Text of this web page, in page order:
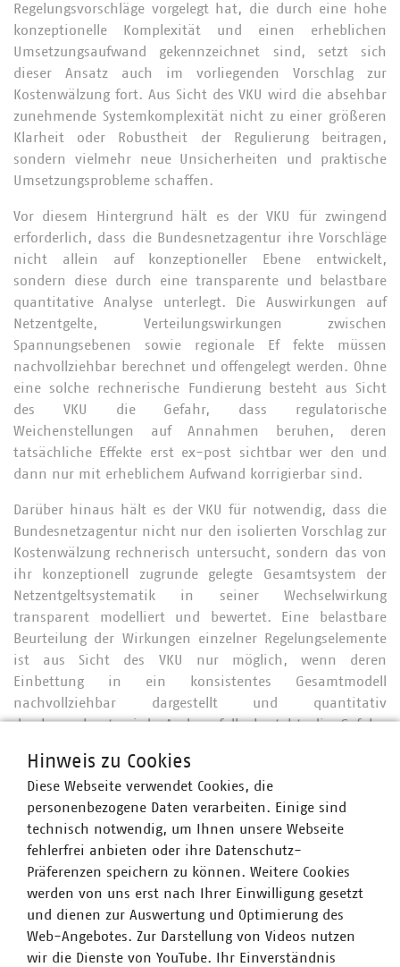
Regelungsvorschläge vorgelegt hat, die durch eine hohe
konzeptionelle Komplexität und einen erheblichen
Umsetzungsaufwand gekennzeichnet sind, setzt sich
dieser Ansatz auch im vorliegenden Vorschlag zur
Kostenwälzung fort. Aus Sicht des VKU wird die absehbar
zunehmende Systemkomplexität nicht zu einer größeren
Klarheit oder Robustheit der Regulierung beitragen,
sondern vielmehr neue Unsicherheiten und praktische
Umsetzungsprobleme schaffen.
Vor diesem Hintergrund hält es der VKU für zwingend
erforderlich, dass die Bundesnetzagentur ihre Vorschläge
nicht allein auf konzeptioneller Ebene entwickelt,
sondern diese durch eine transparente und belastbare
quantitative Analyse unterlegt. Die Auswirkungen auf
Netzentgelte, Verteilungswirkungen zwischen
Spannungsebenen sowie regionale Ef fekte müssen
nachvollziehbar berechnet und offengelegt werden. Ohne
eine solche rechnerische Fundierung besteht aus Sicht
des VKU die Gefahr, dass regulatorische
Weichenstellungen auf Annahmen beruhen, deren
tatsächliche Effekte erst ex-post sichtbar wer den und
dann nur mit erheblichem Aufwand korrigierbar sind.
Darüber hinaus hält es der VKU für notwendig, dass die
Bundesnetzagentur nicht nur den isolierten Vorschlag zur
Kostenwälzung rechnerisch untersucht, sondern das von
ihr konzeptionell zugrunde gelegte Gesamtsystem der
Netzentgeltsystematik in seiner Wechselwirkung
transparent modelliert und bewertet. Eine belastbare
Beurteilung der Wirkungen einzelner Regelungselemente
ist aus Sicht des VKU nur möglich, wenn deren
Einbettung in ein konsistentes Gesamtmodell
nachvollziehbar dargestellt und quantitativ
durchgerechnet wird. Anderenfalls besteht die Gefahr,
plausibel erscheinen, im Zusammenspiel jedoch
widersprüchliche oder unerwünschte Effekte entfalten.
Der VKU zeigt in dieser Stellungnahme anhand eines
konkreten Rechenbeispiels auf, dass das von der
Bundesnetzagentur vorgeschlagene Modell
widersprüchliche Effekte erzeugt. Insbesondere wird
deutlich, dass die intendierte verursachungsgerechte
Kostenallokation in bestimmten Konstellationen ins
Gegenteil verkehren kann. Der VKU befürchtet zudem,
Hinweis zu Cookies
Diese Webseite verwendet Cookies, die
personenbezogene Daten verarbeiten. Einige sind
technisch notwendig, um Ihnen unsere Webseite
fehlerfrei anbieten oder ihre Datenschutz-
Präferenzen speichern zu können. Weitere Cookies
werden von uns erst nach Ihrer Einwilligung gesetzt
und dienen zur Auswertung und Optimierung des
Web-Angebotes. Zur Darstellung von Videos nutzen
wir die Dienste von YouTube. Ihr Einverständnis